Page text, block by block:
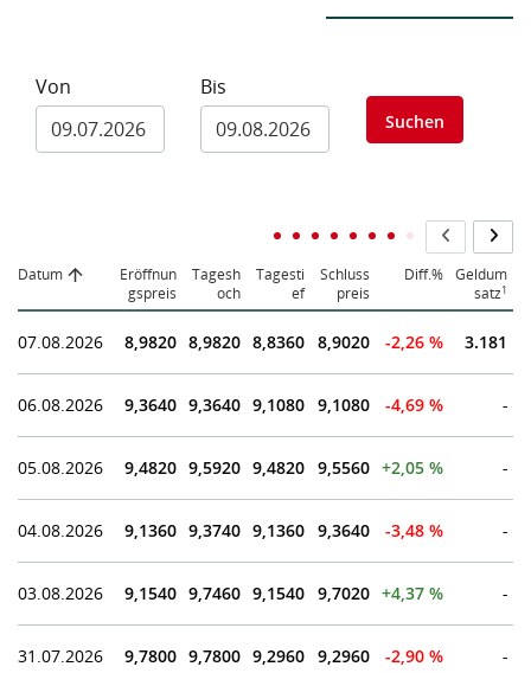
Von Bis
Suchen
Datum
Eröffnun
gspreis
Tagesh
och
Tagesti
ef
Schluss
preis
Diff.% Geldum
satz1
07.08.2026 8,9820 8,9820 8,8360 8,9020 -2,26 % 3.181
06.08.2026 9,3640 9,3640 9,1080 9,1080 -4,69 % -
05.08.2026 9,4820 9,5920 9,4820 9,5560 +2,05 % -
04.08.2026 9,1360 9,3740 9,1360 9,3640 -3,48 % -
03.08.2026 9,1540 9,7460 9,1540 9,7020 +4,37 % -
31.07.2026 9,7800 9,7800 9,2960 9,2960 -2,90 % -